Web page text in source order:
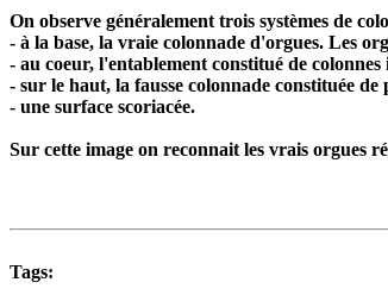
On observe généralement trois systèmes de
- à la base, la vraie colonnade d'orgues. Les
- au coeur, l'entablement constitué de
- sur le haut, la fausse colonnade constituée
- une surface scoriacée.
Sur cette image on reconnait les vrais orgues
Tags: